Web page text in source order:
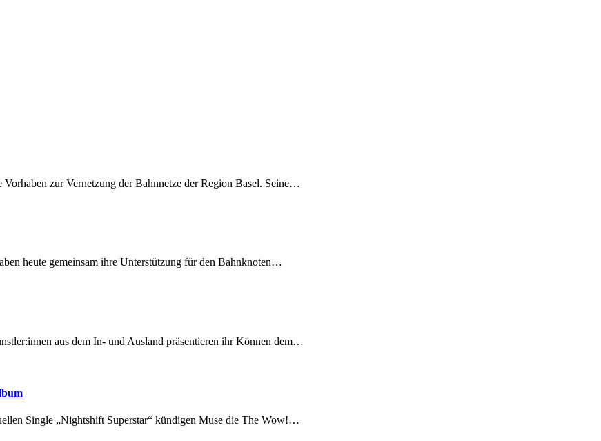
zur Vernetzung der Bahnnetze der Region Basel. Seine…
heute gemeinsam ihre Unterstützung für den Bahnknoten…
aus dem In- und Ausland präsentieren ihr Können dem…
Single „Nightshift Superstar“ kündigen Muse die The Wow!…